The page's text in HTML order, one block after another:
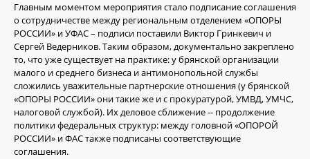
Главным моментом мероприятия стало подписание соглашения
о сотрудничестве между региональным отделением «ОПОРЫ
РОССИИ» и УФАС – подписи поставили Виктор Гринкевич и
Сергей Ведерников. Таким образом, документально закреплено
то, что уже существует на практике: у брянской организации
малого и среднего бизнеса и антимонопольной службы
сложились уважительные партнерские отношения (у брянской
«ОПОРЫ РОССИИ» они такие же и с прокуратурой, УМВД, УМЧС,
налоговой службой). Их деловое сближение -- продолжение
политики федеральных структур: между головной «ОПОРОЙ
РОССИИ» и ФАС также подписаны соответствующие
соглашения.